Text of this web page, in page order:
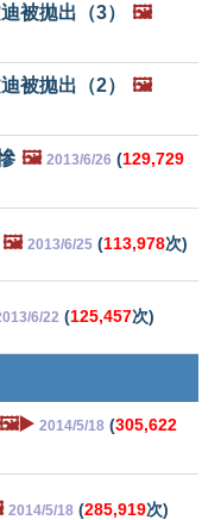
被拋出（3） 🖼️
被拋出（2） 🖼️
🖼️ 2013/6/26 (129,729
🖼️ 2013/6/25 (113,978次)
6/22 (125,457次)
🖼️▶️ 2014/5/18 (305,622
2014/5/18 (285,919次)